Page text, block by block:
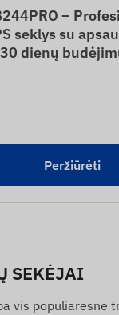
–
seklys su
dienų
Peržiūrėti
SEKĖJAI
vis populiaresne